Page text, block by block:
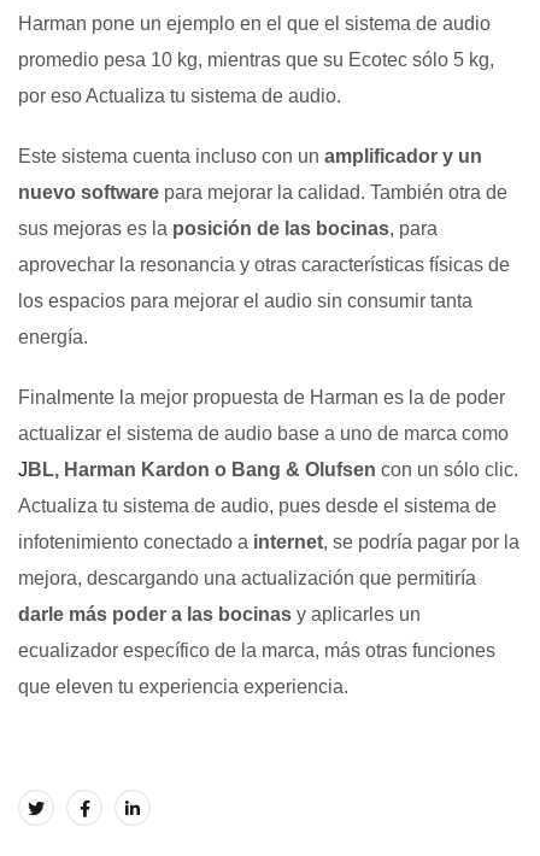
Harman pone un ejemplo en el que el sistema de audio
promedio pesa 10 kg, mientras que su Ecotec sólo 5 kg,
por eso Actualiza tu sistema de audio.
Este sistema cuenta incluso con un amplificador y un
nuevo software para mejorar la calidad. También otra de
sus mejoras es la posición de las bocinas, para
aprovechar la resonancia y otras características físicas de
los espacios para mejorar el audio sin consumir tanta
energía.
Finalmente la mejor propuesta de Harman es la de poder
actualizar el sistema de audio base a uno de marca como
J BL, Harman Kardon o Bang & Olufsen con un sólo clic.
Actualiza tu sistema de audio, pues desde el sistema de
infotenimiento conectado a internet, se podría pagar por la
mejora, descargando una actualización que permitiría
darle más poder a las bocinas y aplicarles un
ecualizador específico de la marca, más otras funciones
que eleven tu experiencia experiencia.